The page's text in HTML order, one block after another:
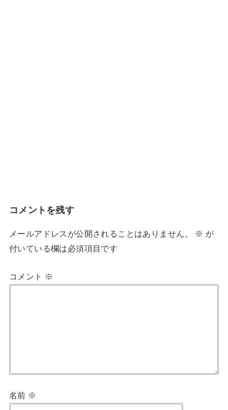
コメントを残す
メールアドレスが公開されることはありません。 ※ が
付いている欄は必須項目です
コメント ※
名前 ※